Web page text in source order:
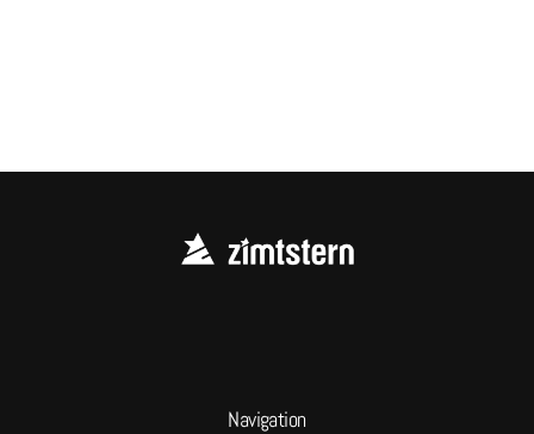
Navigation